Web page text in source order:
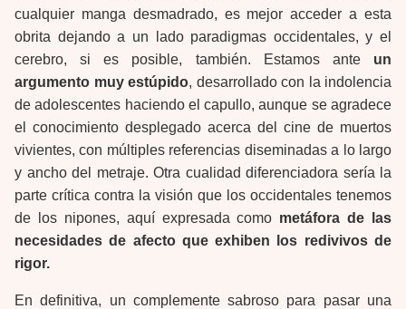
cualquier manga desmadrado, es mejor acceder a esta
obrita dejando a un lado paradigmas occidentales, y el
cerebro, si es posible, también. Estamos ante un
argumento muy estúpido, desarrollado con la indolencia
de adolescentes haciendo el capullo, aunque se agradece
el conocimiento desplegado acerca del cine de muertos
vivientes, con múltiples referencias diseminadas a lo largo
y ancho del metraje. Otra cualidad diferenciadora sería la
parte crítica contra la visión que los occidentales tenemos
de los nipones, aquí expresada como metáfora de las
necesidades de afecto que exhiben los redivivos de
rigor.
En definitiva, un complemente sabroso para pasar una